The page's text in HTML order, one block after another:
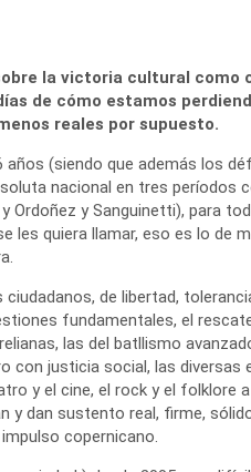
la victoria cultural
de cómo estamos
reales por supuesto.
años (siendo que además los
nacional en tres períodos
Ordoñez y Sanguinetti), para
les quiera llamar, eso es lo de
de libertad,
fundamentales, el
las del batllismo
con justicia social, las diversas
y el cine, el rock y el folklore
y dan sustento real, firme,
copernicano.